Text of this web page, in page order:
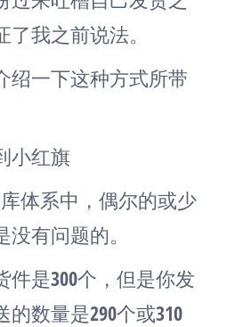
我之前说法。
绍一下这种方式所带
小红旗
体系中，偶尔的或少
有问题的。
件是300个，但是你发
数量是290个或310